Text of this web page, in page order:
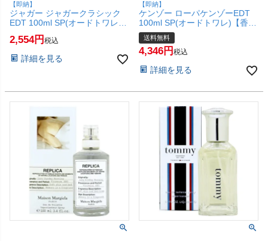
【即納】
ジャガー ジャガークラシック
EDT 100ml SP(オードトワレ)
【香水】【SBT】(6062108)
2,554 税込
詳細を見る
【即納】
ケンゾー ローパケンゾーEDT
100ml SP(オードトワレ)【香
水】【宅配便送料無料】
(6026986)
送料無料
4,346 税込
詳細を見る